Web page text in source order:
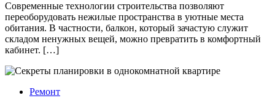
Современные технологии строительства позволяют
переоборудовать нежилые пространства в уютные места
обитания. В частности, балкон, который зачастую служит
складом ненужных вещей, можно превратить в комфортный
кабинет. […]
Ремонт